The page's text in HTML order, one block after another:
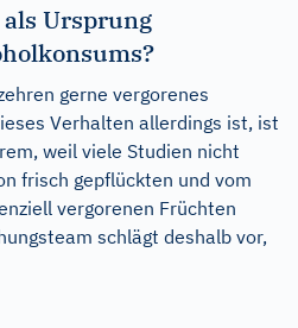
Ursprung
gerne vergorenes
Verhalten allerdings ist, ist
weil viele Studien nicht
frisch gepflückten und vom
vergorenen Früchten
schlägt deshalb vor,